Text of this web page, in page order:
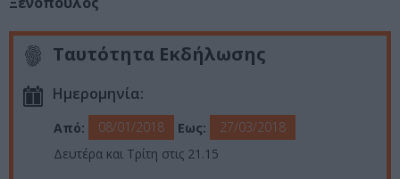
Ταυτότητα Εκδήλωσης
Ημερομηνία:
Από: 08/01/2018 Εως:
27/03/2018
Δευτέρα και Τρίτη στις 21.15